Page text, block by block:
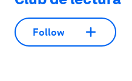
Follow